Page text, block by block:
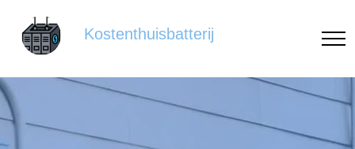
Kostenthuisbatterij